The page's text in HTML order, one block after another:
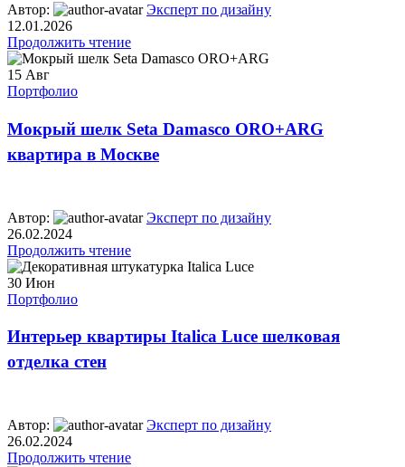
Автор:
Эксперт по дизайну
12.01.2026
Продолжить чтение
15 Авг
Портфолио
Мокрый шелк Seta Damasco ORO+ARG
квартира в Москве
Автор:
Эксперт по дизайну
26.02.2024
Продолжить чтение
30 Июн
Портфолио
Интерьер квартиры Italica Luce шелковая
отделка стен
Автор:
Эксперт по дизайну
26.02.2024
Продолжить чтение